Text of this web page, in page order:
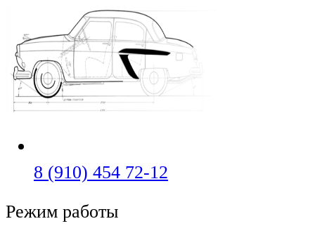
содержимому
8 (910) 454 72-12
Режим работы